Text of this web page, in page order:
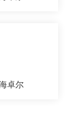
卓尔